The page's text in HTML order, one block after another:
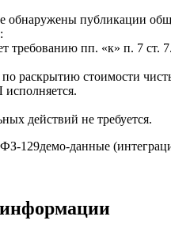
обнаружены публикации
требованию пп. «к» п. 7 ст.
по раскрытию стоимости
действий не требуется.
ФЗ-129демо-данные